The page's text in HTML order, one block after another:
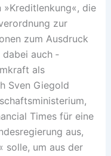
die
zur
zum Ausdruck
dabei auch
als
Sven Giegold
Times für eine
aus,
solle, um aus der